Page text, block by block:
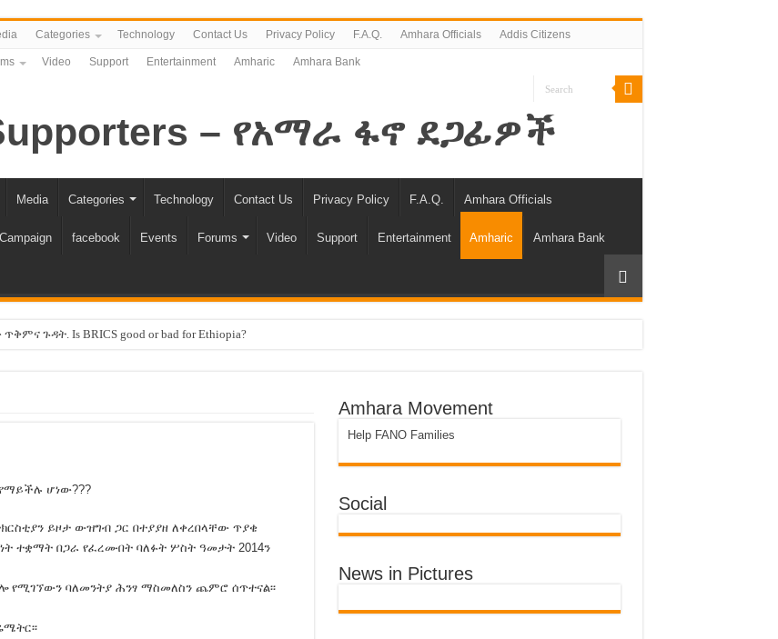
Categories Technology Contact Us Privacy Policy F.A.Q. Amhara Officials Addis Citizens
Video Support Entertainment Amharic Amhara Bank
Media Categories Technology Contact Us Privacy Policy F.A.Q. Amhara Officials
Campaign facebook Events Forums Video Support Entertainment Amharic Amhara Bank
ጉዳት. Is BRICS good or bad for Ethiopia?
አይችልም!
!
ሆነው???
ይዞታ ውዝግብ ጋር በተያያዘ ለቀረበላቸው ጥያቄ
ተቋማት በጋራ የፈረሙበት ባለፉት ሦስት ዓመታት 2014ን
የሚገኘውን ባለመንትያ ሕንፃ ማስመለስን ጨምሮ ሰጥተናል፡፡
Amhara Movement
Help FANO Families
Social
News in Pictures